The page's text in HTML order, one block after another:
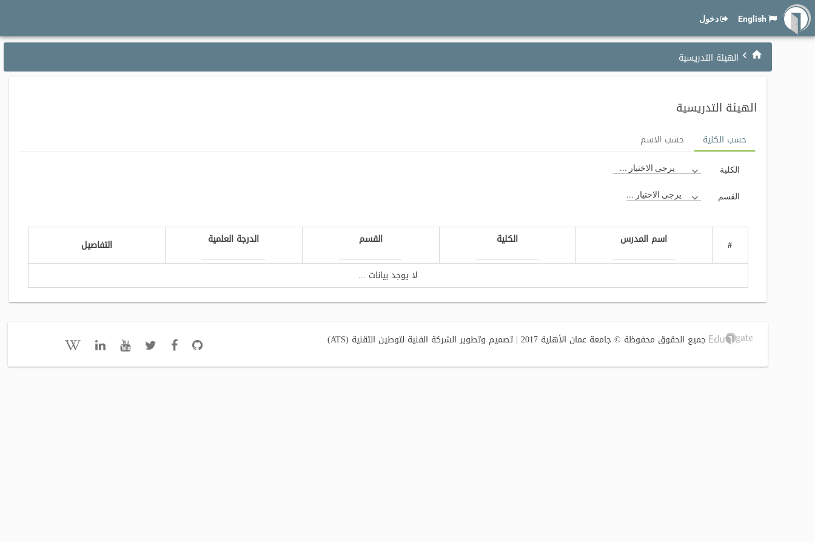
دخول
الهيئة التدريسية
الهيئة التدريسية
حسب الكلية حسب الاسم
الكلية يرجى الاختيار ...
القسم يرجى الاختيار ...
# اسم المدرس الكلية القسم الدرجة العلمية
التفاصيل
لا يوجد بيانات ...
جميع الحقوق محفوظة © جامعة عمان الأهلية 2017 | تصميم وتطوير الشركة الفنية لتوطين التقنية (ATS)